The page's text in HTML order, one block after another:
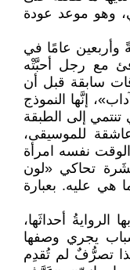
وهو موعد عودة
وأربعين عامًا في
مع رجل أحبَّتْه
سابقة قبل أن
إنَّها النموذج
تنتمي إلى الطبقة
للموسيقى،
نفسه امرأة
بَشَرة تحاكي «لون
عليه. بعبارة
أحداثَها،
يجري وصفها
تصرُّفٌ لم تُقدِم